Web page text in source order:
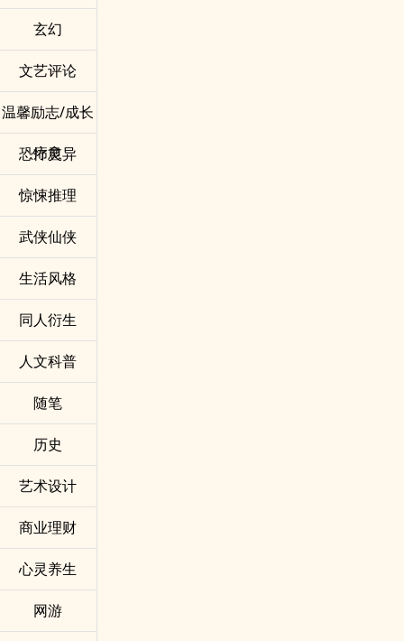
玄幻
文艺评论
温馨励志/成长
疗愈
恐怖灵异
惊悚推理
武侠仙侠
生活风格
同人衍生
人文科普
随笔
历史
艺术设计
商业理财
心灵养生
网游